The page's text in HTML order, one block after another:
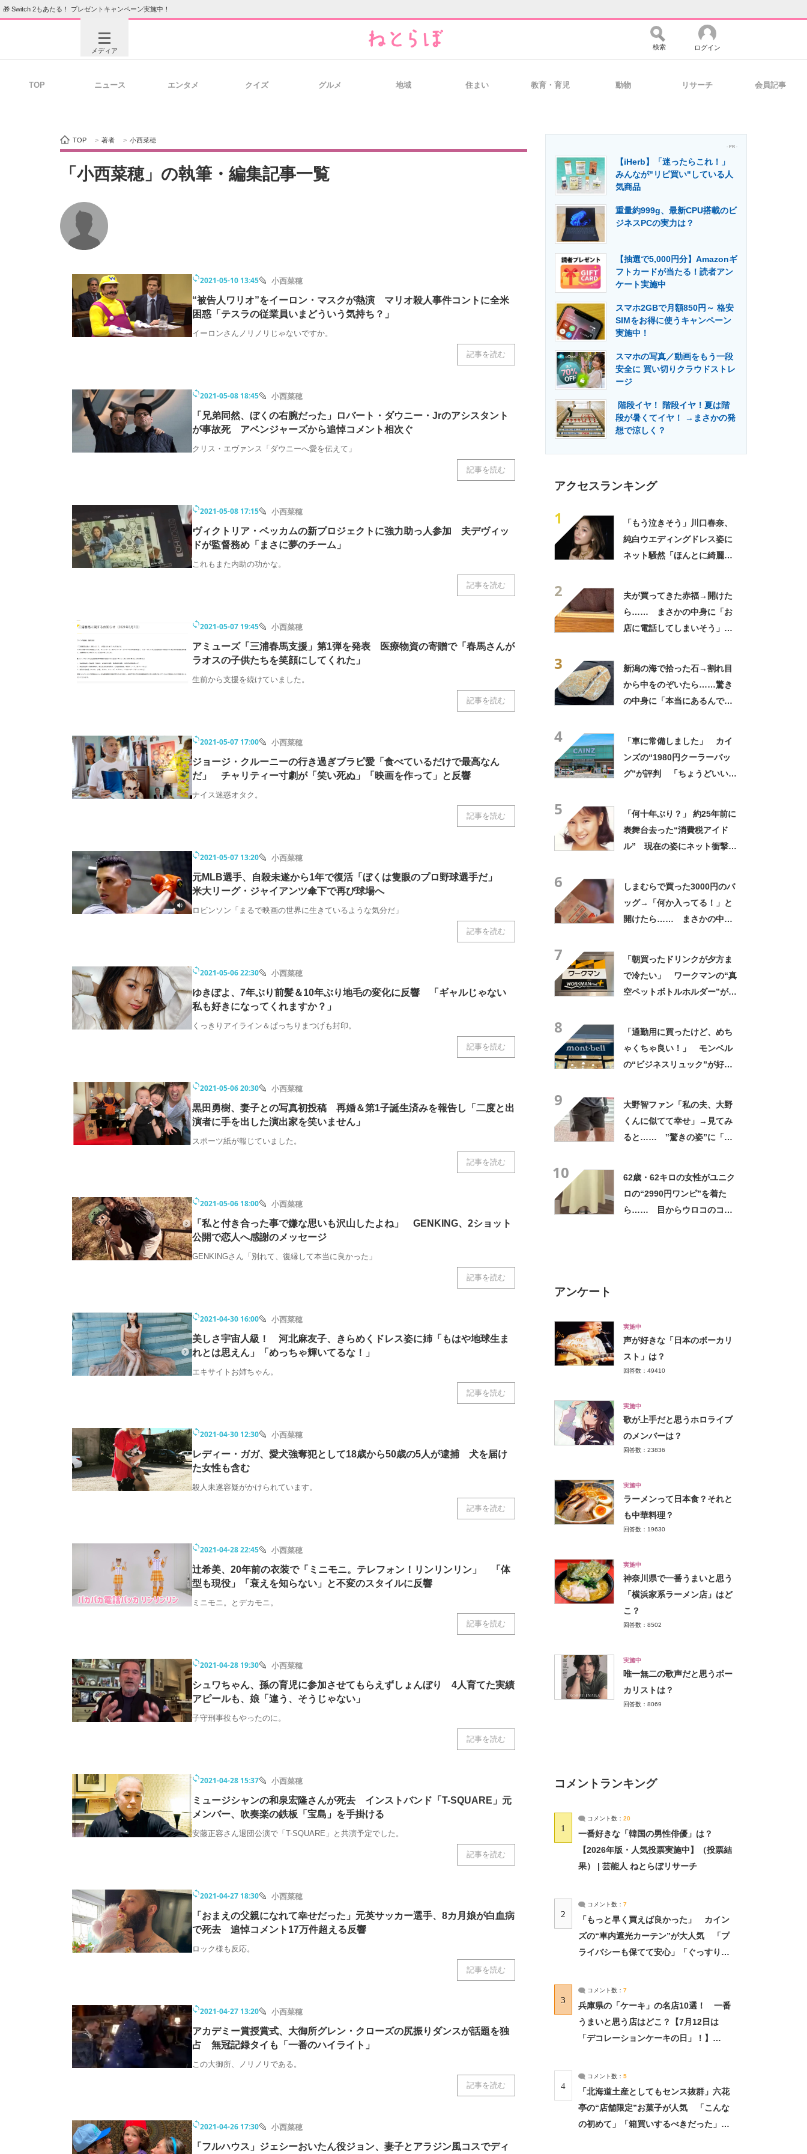
🎁 Switch 2もあたる！ プレゼントキャンペーン実施中！
メディア
ビジネスと働き方のヒント AI活用のいまが分かる 経営リーダーのコミュニティ マーケ×ITの今がよく分かる
ITエンジニア向け専門サイト 製造業のIT導入・活用を支援
モノづくり技術者専門サイト エレクトロニクス専門サイト エネルギーの専門メディア 建設×テクノロジーの最前線
ちょっと気になるネットの話題
検索 ログイン
TOP ニュース エンタメ クイズ グルメ 地域 住まい 教育・育児 動物 リサーチ 会員記事
TOP > 著者 > 小西菜穂
「小西菜穂」の執筆・編集記事一覧
2021-05-10 13:45 小西菜穂
“被告人ワリオ”をイーロン・マスクが熱演 マリオ殺人事件コントに全米
困惑「テスラの従業員いまどういう気持ち？」
イーロンさんノリノリじゃないですか。
記事を読む
2021-05-08 18:45 小西菜穂
「兄弟同然、ぼくの右腕だった」ロバート・ダウニー・Jrのアシスタント
が事故死 アベンジャーズから追悼コメント相次ぐ
クリス・エヴァンス「ダウニーへ愛を伝えて」
記事を読む
2021-05-08 17:15 小西菜穂
ヴィクトリア・ベッカムの新プロジェクトに強力助っ人参加 夫デヴィッ
ドが監督務め「まさに夢のチーム」
これもまた内助の功かな。
記事を読む
2021-05-07 19:45 小西菜穂
アミューズ「三浦春馬支援」第1弾を発表 医療物資の寄贈で「春馬さんが
ラオスの子供たちを笑顔にしてくれた」
生前から支援を続けていました。
記事を読む
2021-05-07 17:00 小西菜穂
ジョージ・クルーニーの行き過ぎブラピ愛「食べているだけで最高なん
だ」 チャリティー寸劇が「笑い死ぬ」「映画を作って」と反響
ナイス迷惑オタク。
記事を読む
2021-05-07 13:20 小西菜穂
元MLB選手、自殺未遂から1年で復活「ぼくは隻眼のプロ野球選手だ」
米大リーグ・ジャイアンツ傘下で再び球場へ
ロビンソン「まるで映画の世界に生きているような気分だ」
記事を読む
2021-05-06 22:30 小西菜穂
ゆきぽよ、7年ぶり前髪＆10年ぶり地毛の変化に反響 「ギャルじゃない
私も好きになってくれますか？」
くっきりアイライン＆ぱっちりまつげも封印。
記事を読む
2021-05-06 20:30 小西菜穂
黒田勇樹、妻子との写真初投稿 再婚＆第1子誕生済みを報告し「二度と出
演者に手を出した演出家を笑いません」
スポーツ紙が報じていました。
記事を読む
2021-05-06 18:00 小西菜穂
「私と付き合った事で嫌な思いも沢山したよね」 GENKING、2ショット
公開で恋人へ感謝のメッセージ
GENKINGさん「別れて、復縁して本当に良かった」
記事を読む
2021-04-30 16:00 小西菜穂
美しさ宇宙人級！ 河北麻友子、きらめくドレス姿に姉「もはや地球生ま
れとは思えん」「めっちゃ輝いてるな！」
エキサイトお姉ちゃん。
記事を読む
2021-04-30 12:30 小西菜穂
レディー・ガガ、愛犬強奪犯として18歳から50歳の5人が逮捕 犬を届け
た女性も含む
殺人未遂容疑がかけられています。
記事を読む
2021-04-28 22:45 小西菜穂
辻希美、20年前の衣装で「ミニモニ。テレフォン！リンリンリン」 「体
型も現役」「衰えを知らない」と不変のスタイルに反響
ミニモニ。とデカモニ。
記事を読む
2021-04-28 19:30 小西菜穂
シュワちゃん、孫の育児に参加させてもらえずしょんぼり 4人育てた実績
アピールも、娘「違う、そうじゃない」
子守刑事役もやったのに。
記事を読む
2021-04-28 15:37 小西菜穂
ミュージシャンの和泉宏隆さんが死去 インストバンド「T-SQUARE」元
メンバー、吹奏楽の鉄板「宝島」を手掛ける
安藤正容さん退団公演で「T-SQUARE」と共演予定でした。
記事を読む
2021-04-27 18:30 小西菜穂
「おまえの父親になれて幸せだった」元英サッカー選手、8カ月娘が白血病
で死去 追悼コメント17万件超える反響
ロック様も反応。
記事を読む
2021-04-27 13:20 小西菜穂
アカデミー賞授賞式、大御所グレン・クローズの尻振りダンスが話題を独
占 無冠記録タイも「一番のハイライト」
この大御所、ノリノリである。
記事を読む
2021-04-26 17:30 小西菜穂
「フルハウス」ジェシーおいたん役ジョン、妻子とアラジン風コスでディ
- PR -
【iHerb】「迷ったらこれ！」
みんなが"リピ買い"している人
気商品
重量約999g、最新CPU搭載のビ
ジネスPCの実力は？
【抽選で5,000円分】Amazonギ
フトカードが当たる！読者アン
ケート実施中
スマホ2GBで月額850円～ 格安
SIMをお得に使うキャンペーン
実施中！
スマホの写真／動画をもう一段
安全に 買い切りクラウドストレ
ージ
階段イヤ！ 階段イヤ！夏は階
段が暑くてイヤ！ →まさかの発
想で涼しく？
アクセスランキング
1
「もう泣きそう」川口春奈、
純白ウエディングドレス姿に
ネット騒然「ほんとに綺麗」
2
夫が買ってきた赤福→開けた
ら…… まさかの中身に「お
店に電話してしまいそう」
3
新潟の海で拾った石→割れ目
から中をのぞいたら……驚き
の中身に「本当にあるんです
4
「車に常備しました」 カイ
ンズの“1980円クーラーバッ
グ”が評判 「ちょうどいい大
5
「何十年ぶり？」 約25年前に
表舞台去った“消費税アイド
ル” 現在の姿にネット衝撃
6
しまむらで買った3000円のバ
ッグ→「何か入ってる！」と
開けたら…… まさかの中身
7
「朝買ったドリンクが夕方ま
で冷たい」 ワークマンの“真
空ペットボトルホルダー”が大
8
「通勤用に買ったけど、めち
ゃくちゃ良い！」 モンベル
の“ビジネスリュック”が好
9
大野智ファン「私の夫、大野
くんに似てて幸せ」→見てみ
ると…… ‟驚きの姿”に「最
10
62歳・62キロの女性がユニク
ロの“2990円ワンピ”を着た
ら…… 目からウロコのコー
アンケート
実施中
声が好きな「日本のボーカリ
スト」は？
回答数：49410
実施中
歌が上手だと思うホロライブ
のメンバーは？
回答数：23836
実施中
ラーメンって日本食？それと
も中華料理？
回答数：19630
実施中
神奈川県で一番うまいと思う
「横浜家系ラーメン店」はど
こ？
回答数：8502
実施中
唯一無二の歌声だと思うボー
カリストは？
回答数：8069
コメントランキング
1
コメント数： 20
一番好きな「韓国の男性俳優」は？
【2026年版・人気投票実施中】（投票結
果） | 芸能人 ねとらぼリサーチ
2
コメント数： 7
「もっと早く買えば良かった」 カイン
ズの“車内遮光カーテン”が大人気 「プ
ライバシーも保てて安心」「ぐっすり眠
3
コメント数： 7
兵庫県の「ケーキ」の名店10選！ 一番
うまいと思う店はどこ？【7月12日は
「デコレーションケーキの日」！】
4
コメント数： 5
「北海道土産としてもセンス抜群」六花
亭の“店舗限定”お菓子が人気 「こんな
の初めて」「箱買いするべきだった」